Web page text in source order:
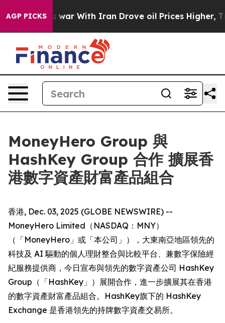
AGP PICKSAs war With Iran Drove oil Prices Higher,
MoneyHero Group 與
HashKey Group 合作 擴展香
港數字資產財富產品組合
香港, Dec. 03, 2025 (GLOBE NEWSWIRE) --
MoneyHero Limited（NASDAQ：MNY）
（「MoneyHero」或「本公司」），大東南亞地區領先的
科技及 AI 驅動的個人理財整合與比較平台、兼數字保險經
紀服務提供商，今日宣布與領先的數字資產公司 HashKey
Group（「HashKey」）展開合作，進一步擴展其在香港
的數字資產財富產品組合。HashKey旗下的 HashKey
Exchange 是香港領先的持牌數字資產交易所。